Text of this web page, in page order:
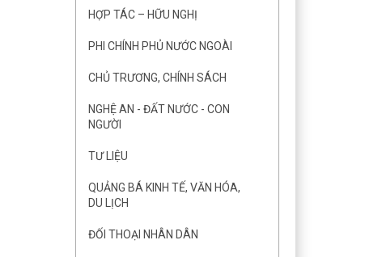
HỢP TÁC – HỮU NGHỊ
PHI CHÍNH PHỦ NƯỚC NGOÀI
CHỦ TRƯƠNG, CHÍNH SÁCH
NGHỆ AN - ĐẤT NƯỚC - CON
NGƯỜI
TƯ LIỆU
QUẢNG BÁ KINH TẾ, VĂN HÓA,
DU LỊCH
ĐỐI THOẠI NHÂN DÂN